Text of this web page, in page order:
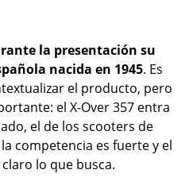
la presentación su
nacida en 1945. Es
el producto, pero
el X-Over 357 entra
el de los scooters de
competencia es fuerte y el
lo que busca.